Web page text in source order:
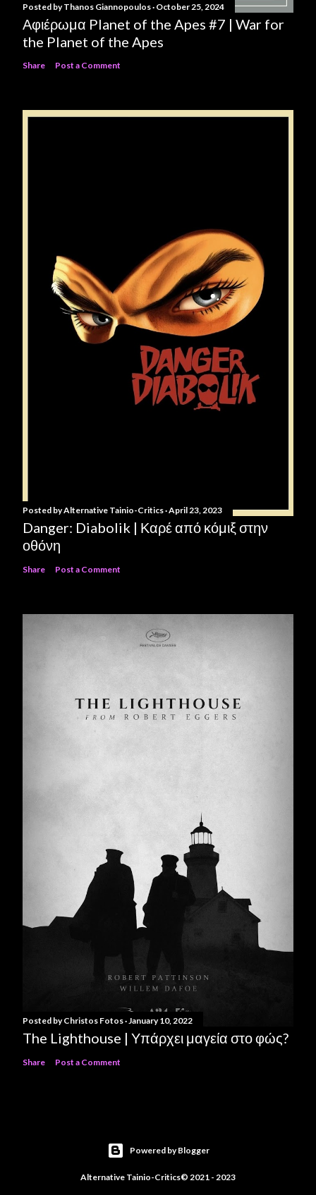
Posted byThanos Giannopoulos October 25, 2024
Αφιέρωμα Planet of the Apes #7 | War for
the Planet of the Apes
Share Post a Comment
Posted byAlternative Tainio-Critics April 23, 2023
Danger: Diabolik | Καρέ από κόμιξ στην
οθόνη
Share Post a Comment
Posted byChristos Fotos January 10, 2022
The Lighthouse | Υπάρχει μαγεία στο φώς?
Share Post a Comment
Powered by Blogger
Alternative Tainio-Critics© 2021 - 2023